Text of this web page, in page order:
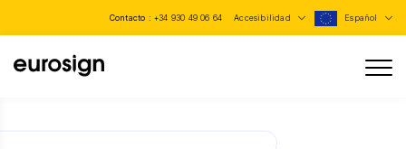
Contacto : +34 930 49 06 64 Accesibilidad Español